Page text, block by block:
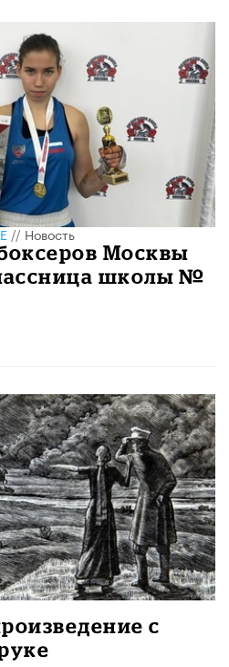
//Новость
Москвы
школы №
с